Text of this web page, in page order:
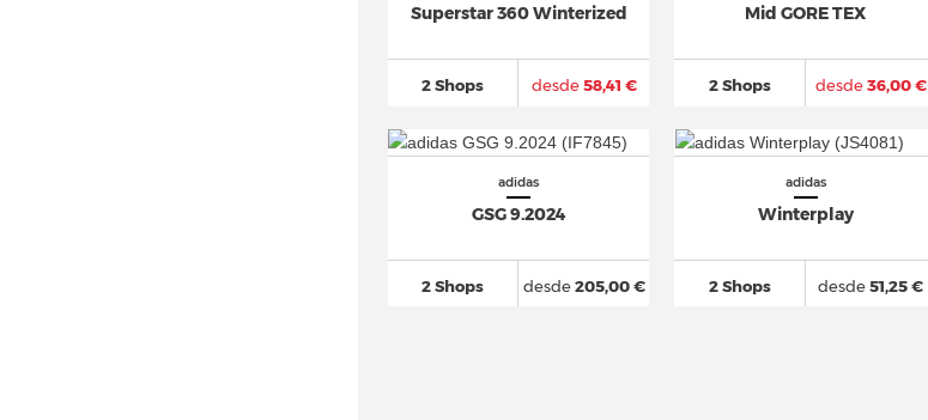
Superstar 360 Winterized
2 Shops desde58,41 €
Mid GORE TEX
2 Shops desde36,00 €
adidas
GSG 9.2024
2 Shops desde205,00 €
adidas
Winterplay
2 Shops desde51,25 €